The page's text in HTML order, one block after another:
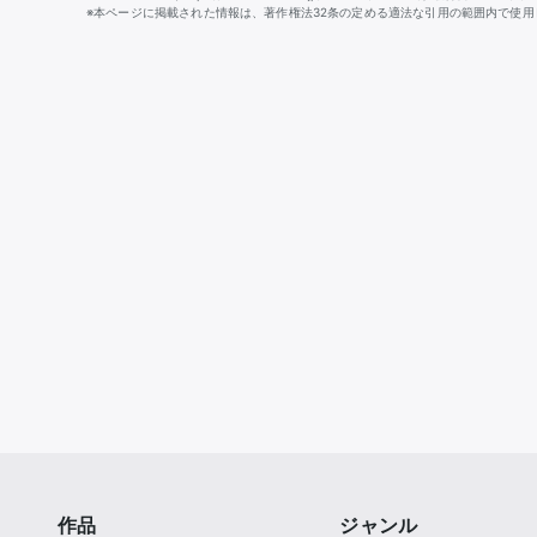
※本ページに掲載された情報は、著作権法32条の定める適法な引用の範囲内で使用
作品 ジャンル